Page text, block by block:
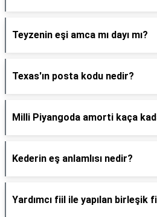
Teyzenin eşi amca mı dayı mı?
Texas'ın posta kodu nedir?
Milli Piyangoda amorti kaça
Kederin eş anlamlısı nedir?
Yardımcı fiil ile yapılan birleşik